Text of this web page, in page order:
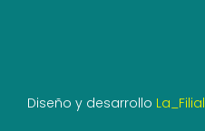
Diseño y desarrollo La_Filial